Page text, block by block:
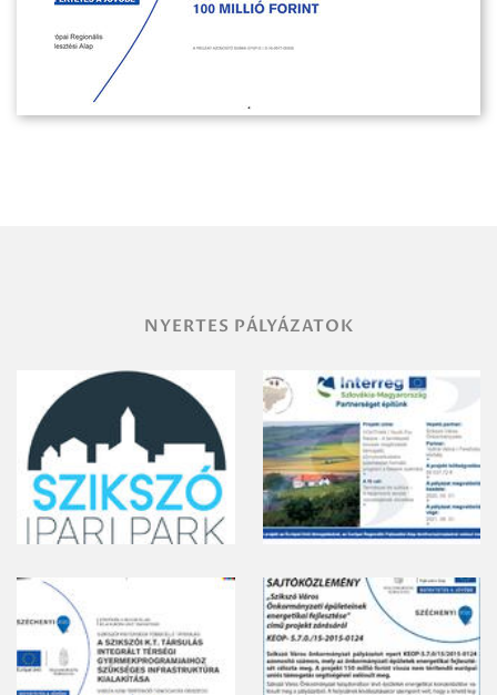
NYERTES PÁLYÁZATOK